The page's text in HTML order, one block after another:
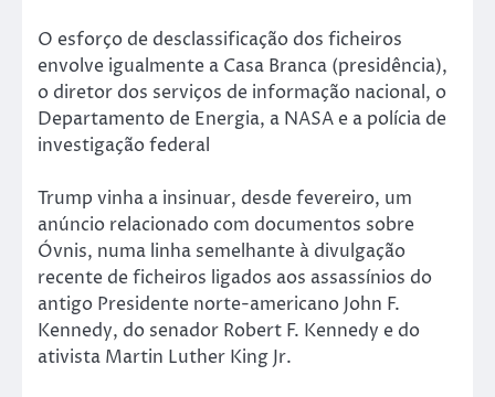
O esforço de desclassificação dos ficheiros
envolve igualmente a Casa Branca (presidência),
o diretor dos serviços de informação nacional, o
Departamento de Energia, a NASA e a polícia de
investigação federal
Trump vinha a insinuar, desde fevereiro, um
anúncio relacionado com documentos sobre
Óvnis, numa linha semelhante à divulgação
recente de ficheiros ligados aos assassínios do
antigo Presidente norte-americano John F.
Kennedy, do senador Robert F. Kennedy e do
ativista Martin Luther King Jr.